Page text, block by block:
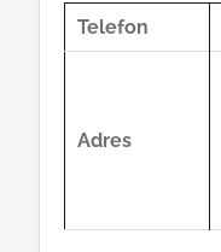
Telefon
Adres